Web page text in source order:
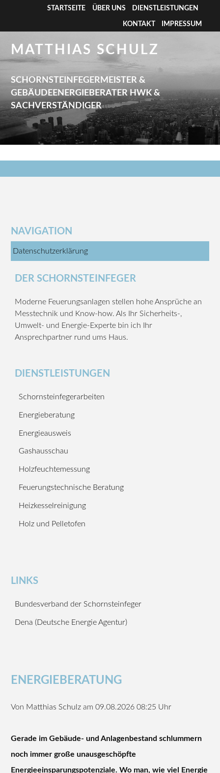
STARTSEITE ÜBER UNS DIENSTLEISTUNGEN
KONTAKT IMPRESSUM
MATTHIAS SCHULZ
SCHORNSTEINFEGERMEISTER &
GEBÄUDEENERGIEBERATER HWK &
SACHVERSTÄNDIGER
NAVIGATION
Datenschutzerklärung
DER SCHORNSTEINFEGER
Moderne Feuerungsanlagen stellen hohe Ansprüche an
Messtechnik und Know-how. Als Ihr Sicherheits-,
Umwelt- und Energie-Experte bin ich Ihr
Ansprechpartner rund ums Haus.
DIENSTLEISTUNGEN
Schornsteinfegerarbeiten
Energieberatung
Energieausweis
Gashausschau
Holzfeuchtemessung
Feuerungstechnische Beratung
Heizkesselreinigung
Holz und Pelletofen
LINKS
Bundesverband der Schornsteinfeger
Dena (Deutsche Energie Agentur)
ENERGIEBERATUNG
Von Matthias Schulz am 09.08.2026 08:25 Uhr
Gerade im Gebäude- und Anlagenbestand schlummern
noch immer große unausgeschöpfte
Energieeinsparungspotenziale. Wo man, wie viel Energie